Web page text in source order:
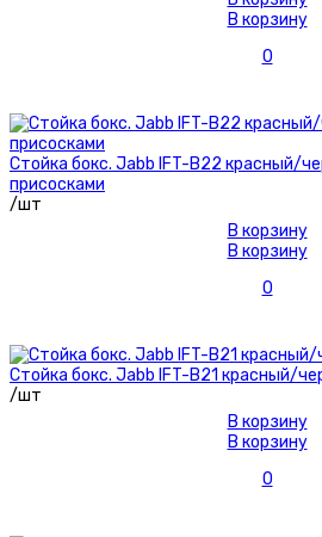
В корзину
0
Стойка бокс. Jabb IFT-B22 красный/
присосками
/шт
В корзину
В корзину
0
Стойка бокс. Jabb IFT-B21 красный/
/шт
В корзину
В корзину
0